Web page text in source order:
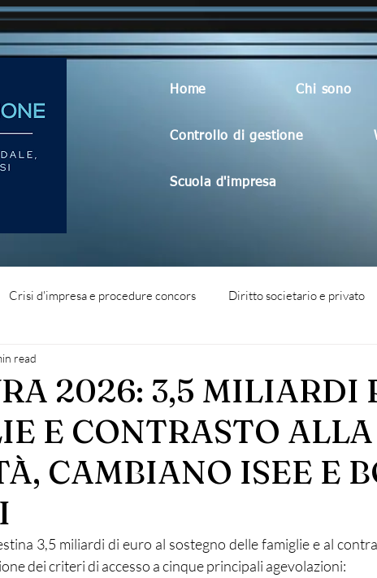
Home Chi sono
Controllo di gestione
Scuola d'impresa
Crisi d'impresa e procedure concors Diritto societario e privato
aziendale
2026: 3,5 MILIARDI
E CONTRASTO ALLA
CAMBIANO ISEE E
read
3,5 miliardi di euro al sostegno delle famiglie e al
dei criteri di accesso a cinque principali agevolazioni: